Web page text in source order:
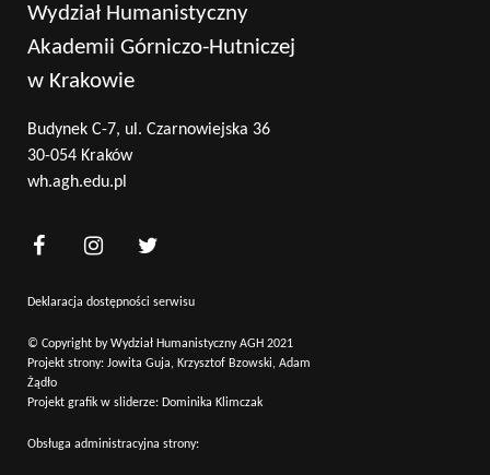
Wydział Humanistyczny
Akademii Górniczo-Hutniczej
w Krakowie
Budynek C-7, ul. Czarnowiejska 36
30-054 Kraków
wh.agh.edu.pl
Deklaracja dostępności serwisu
© Copyright by Wydział Humanistyczny AGH 2021
Projekt strony: Jowita Guja, Krzysztof Bzowski, Adam
Żądło
Projekt grafik w sliderze: Dominika Klimczak
Obsługa administracyjna strony: